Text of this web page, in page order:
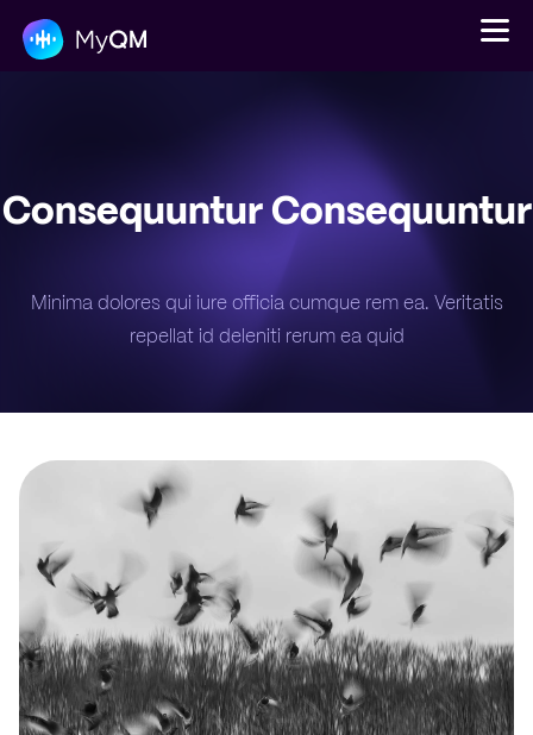
Platform
Pricing
Get a demo
En
Consequuntur Consequuntur
Minima dolores qui iure officia cumque rem ea. Veritatis
repellat id deleniti rerum ea quid